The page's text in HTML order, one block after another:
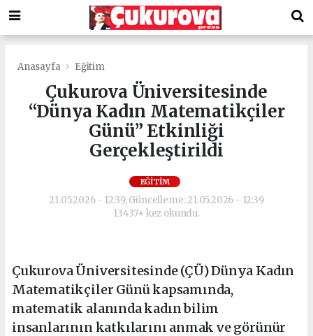
Anasayfa Eğitim
Çukurova Üniversitesinde
“Dünya Kadın Matematikçiler
Günü” Etkinliği
Gerçekleştirildi
EĞITIM
21.05.2026 - 12:39, Güncelleme: 21.05.2026 - 12:39
13437+ kez okundu.
Çukurova Üniversitesinde (ÇÜ) Dünya Kadın
Matematikçiler Günü kapsamında,
matematik alanında kadın bilim
insanlarının katkılarını anmak ve görünür